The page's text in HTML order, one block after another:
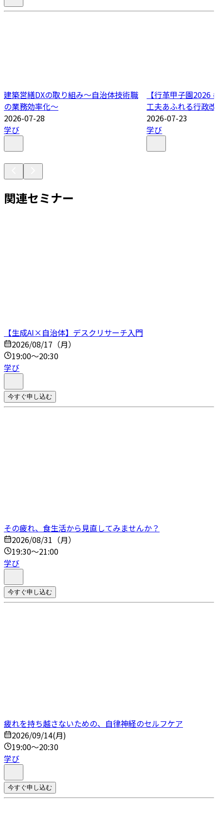
建築営繕DXの取り組み～自治体技術職
の業務効率化～
2026-07-28
学び
【行革甲子園2026
工夫あふれる行政
2026-07-23
学び
関連セミナー
【生成AI×自治体】デスクリサーチ入門
2026/08/17（月）
19:00～20:30
学び
今すぐ申し込む
その疲れ、食生活から見直してみませんか？
2026/08/31（月）
19:30～21:00
学び
今すぐ申し込む
疲れを持ち越さないための、自律神経のセルフケア
2026/09/14(月)
19:00～20:30
学び
今すぐ申し込む